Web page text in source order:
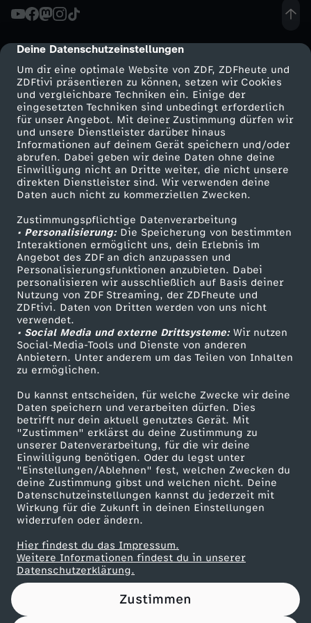
cmp-dialog-description
Deine Datenschutzeinstellungen
Um dir eine optimale Website von ZDF, ZDFheute und
ZDFtivi präsentieren zu können, setzen wir Cookies
und vergleichbare Techniken ein. Einige der
eingesetzten Techniken sind unbedingt erforderlich
für unser Angebot. Mit deiner Zustimmung dürfen wir
und unsere Dienstleister darüber hinaus
Informationen auf deinem Gerät speichern und/oder
abrufen. Dabei geben wir deine Daten ohne deine
Einwilligung nicht an Dritte weiter, die nicht unsere
direkten Dienstleister sind. Wir verwenden deine
Daten auch nicht zu kommerziellen Zwecken.
Zustimmungspflichtige Datenverarbeitung
• Personalisierung:Die Speicherung von bestimmten
Interaktionen ermöglicht uns, dein Erlebnis im
Angebot des ZDF an dich anzupassen und
Personalisierungsfunktionen anzubieten. Dabei
personalisieren wir ausschließlich auf Basis deiner
Nutzung von ZDF Streaming, der ZDFheute und
ZDFtivi. Daten von Dritten werden von uns nicht
verwendet.
• Social Media und externe Drittsysteme:Wir nutzen
Social-Media-Tools und Dienste von anderen
Anbietern. Unter anderem um das Teilen von Inhalten
zu ermöglichen.
Du kannst entscheiden, für welche Zwecke wir deine
Daten speichern und verarbeiten dürfen. Dies
betrifft nur dein aktuell genutztes Gerät. Mit
"Zustimmen" erklärst du deine Zustimmung zu
unserer Datenverarbeitung, für die wir deine
Einwilligung benötigen. Oder du legst unter
"Einstellungen/Ablehnen" fest, welchen Zwecken du
deine Zustimmung gibst und welchen nicht. Deine
Datenschutzeinstellungen kannst du jederzeit mit
Wirkung für die Zukunft in deinen Einstellungen
widerrufen oder ändern.
Hier findest du das Impressum.
Weitere Informationen findest du in unserer
Datenschutzerklärung.
Zustimmen
d
i
a
-
T
ö
d
l
i
c
h
e
U
t
p
i
e
r
e
f
r
e
i
i
m
U
r
l
a
u
b
e
t
z
t
e
B
a
n
k
-
F
r
a
g
e
n
a
n
d
g
e
g
e
n
M
e
r
z
-
E
n
t
s
c
h
e
i
d
l
o
s
t
e
r
b
l
e
i
b
t
i
m
D
o
r
f
Mehr ZDF
ZDF-Apps
Smart TV
ZDFtext
Livestreams
Sendungen A-Z
TV-Programm
Service
ZDFmitreden
Kontakt zum ZDF
Tickets
Zuschauerservice
Hilfe
ZDF Unternehmen
Karriere
ZDF goes Schule
Werbefernsehen
Mainzelmännchen
Partner